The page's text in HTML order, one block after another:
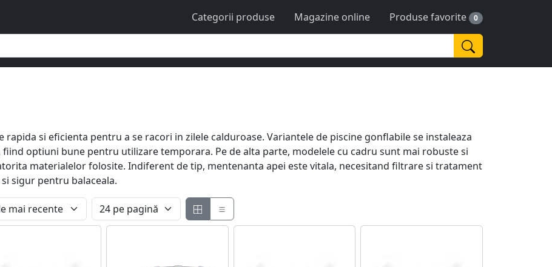
Categorii produse Magazine online Produse favorite 0
si eficienta pentru a se racori in zilele calduroase. Variantele de piscine gonflabile se instaleaza
optiuni bune pentru utilizare temporara. Pe de alta parte, modelele cu cadru sunt mai robuste si
materialelor folosite. Indiferent de tip, mentenanta apei este vitala, necesitand filtrare si tratament
sigur pentru balaceala.